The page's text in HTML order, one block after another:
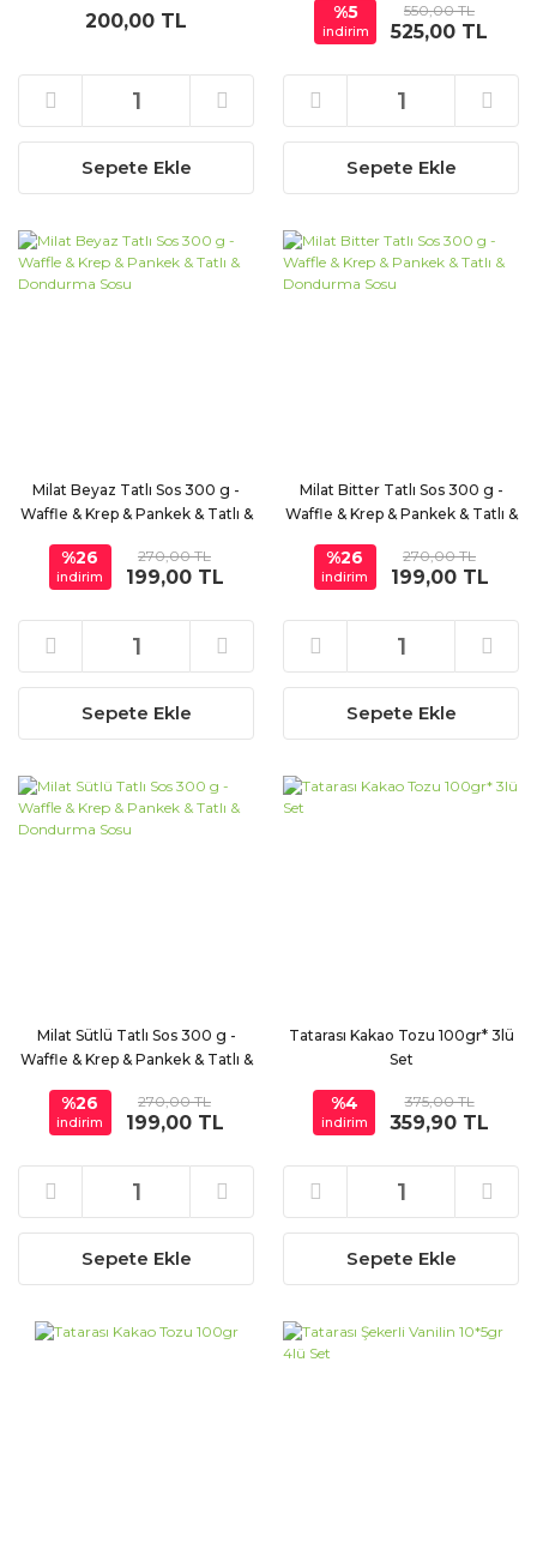
200,00 TL
Sepete Ekle
%5
indirim
550,00 TL
525,00 TL
Sepete Ekle
Milat Beyaz Tatlı Sos 300 g -
Waffle & Krep & Pankek & Tatlı &
%26
indirim
270,00 TL
199,00 TL
Sepete Ekle
Milat Bitter Tatlı Sos 300 g -
Waffle & Krep & Pankek & Tatlı &
%26
indirim
270,00 TL
199,00 TL
Sepete Ekle
Milat Sütlü Tatlı Sos 300 g -
Waffle & Krep & Pankek & Tatlı &
%26
indirim
270,00 TL
199,00 TL
Sepete Ekle
Tatarası Kakao Tozu 100gr* 3lü
Set
%4
indirim
375,00 TL
359,90 TL
Sepete Ekle